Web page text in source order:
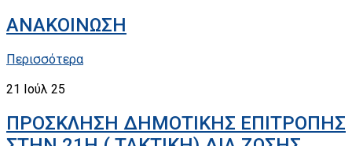
ΑΝΑΚΟΙΝΩΣΗ
Περισσότερα
21 Ιούλ 25
ΠΡΟΣΚΛΗΣΗ ΔΗΜΟΤΙΚΗΣ ΕΠΙΤΡΟΠΗΣ